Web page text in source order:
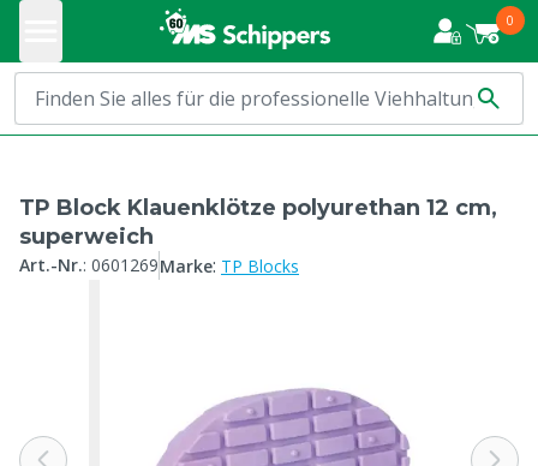
0
TP Block Klauenklötze polyurethan 12 cm,
superweich
Art.-Nr.: 0601269Marke: TP Blocks